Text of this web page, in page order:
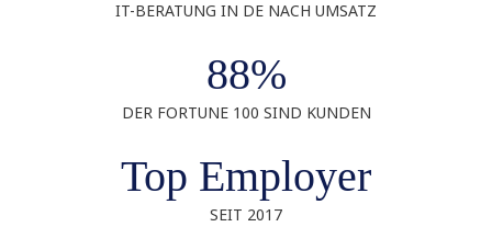
IT-BERATUNG IN DE NACH UMSATZ
88%
DER FORTUNE 100 SIND KUNDEN
Top Employer
SEIT 2017